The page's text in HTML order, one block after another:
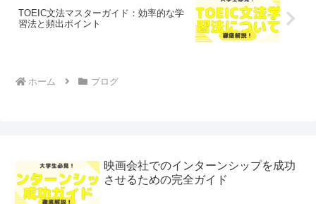
TOEIC文法マスターガイド：効率的な学
習法と頻出ポイント
ホーム ブログ
映画会社でのインターンシップを成功
させるための完全ガイド